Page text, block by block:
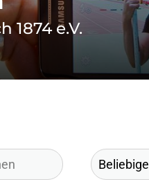
1874 e.V.